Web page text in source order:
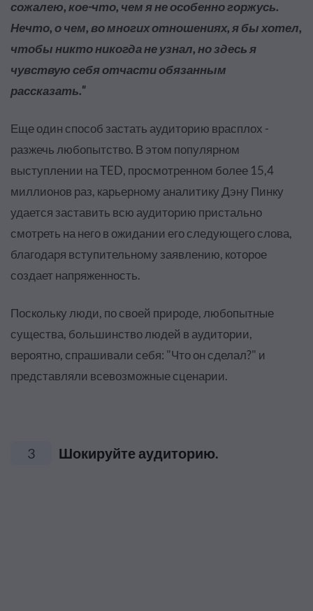
сожалею, кое-что, чем я не особенно горжусь.
Нечто, о чем, во многих отношениях, я бы хотел,
чтобы никто никогда не узнал, но здесь я
чувствую себя отчасти обязанным
рассказать."
Еще один способ застать аудиторию врасплох -
разжечь любопытство. В этом популярном
выступлении на TED, просмотренном более 15,4
миллионов раз, карьерному аналитику Дэну Пинку
удается заставить всю аудиторию пристально
смотреть на него в ожидании его следующего слова,
благодаря вступительному заявлению, которое
создает напряженность.
Поскольку люди, по своей природе, любопытные
существа, большинство людей в аудитории,
вероятно, спрашивали себя: "Что он сделал?" и
представляли всевозможные сценарии.
3 Шокируйте аудиторию.